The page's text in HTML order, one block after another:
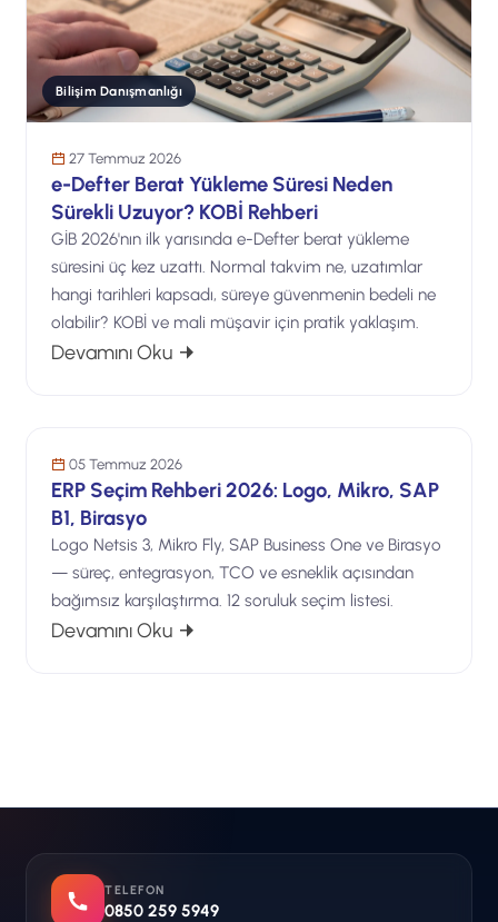
Bilişim Danışmanlığı
27 Temmuz 2026
e-Defter Berat Yükleme Süresi Neden
Sürekli Uzuyor? KOBİ Rehberi
GİB 2026'nın ilk yarısında e-Defter berat yükleme
süresini üç kez uzattı. Normal takvim ne, uzatımlar
hangi tarihleri kapsadı, süreye güvenmenin bedeli ne
olabilir? KOBİ ve mali müşavir için pratik yaklaşım.
Devamını Oku: e-Defter Berat Yükleme Süresi
05 Temmuz 2026
ERP Seçim Rehberi 2026: Logo, Mikro, SAP
B1, Birasyo
Logo Netsis 3, Mikro Fly, SAP Business One ve Birasyo
— süreç, entegrasyon, TCO ve esneklik açısından
bağımsız karşılaştırma. 12 soruluk seçim listesi.
Devamını Oku: ERP Seçim Rehberi 2026: Logo,
TELEFON
0850 259 5949